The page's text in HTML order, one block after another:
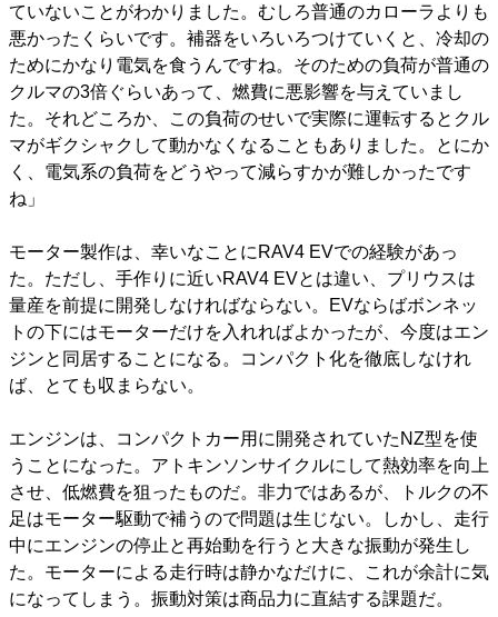
ていないことがわかりました。むしろ普通のカローラよりも
悪かったくらいです。補器をいろいろつけていくと、冷却の
ためにかなり電気を食うんですね。そのための負荷が普通の
クルマの3倍ぐらいあって、燃費に悪影響を与えていまし
た。それどころか、この負荷のせいで実際に運転するとクル
マがギクシャクして動かなくなることもありました。とにか
く、電気系の負荷をどうやって減らすかが難しかったです
ね」
モーター製作は、幸いなことにRAV4 EVでの経験があっ
た。ただし、手作りに近いRAV4 EVとは違い、プリウスは
量産を前提に開発しなければならない。EVならばボンネッ
トの下にはモーターだけを入れればよかったが、今度はエン
ジンと同居することになる。コンパクト化を徹底しなけれ
ば、とても収まらない。
エンジンは、コンパクトカー用に開発されていたNZ型を使
うことになった。アトキンソンサイクルにして熱効率を向上
させ、低燃費を狙ったものだ。非力ではあるが、トルクの不
足はモーター駆動で補うので問題は生じない。しかし、走行
中にエンジンの停止と再始動を行うと大きな振動が発生し
た。モーターによる走行時は静かなだけに、これが余計に気
になってしまう。振動対策は商品力に直結する課題だ。